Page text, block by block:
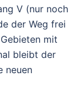
V (nur noch
der Weg frei
mit
bleibt der
neuen